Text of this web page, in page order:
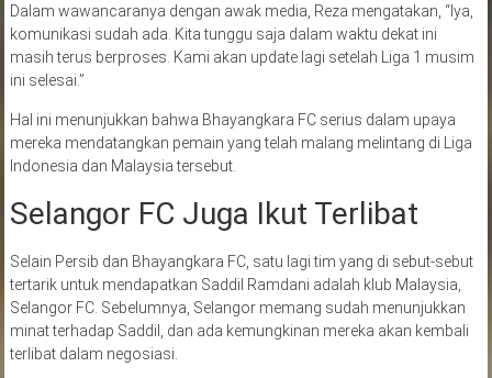
Dalam wawancaranya dengan awak media, Reza mengatakan, “Iya,
komunikasi sudah ada. Kita tunggu saja dalam waktu dekat ini
masih terus berproses. Kami akan update lagi setelah Liga 1 musim
ini selesai.”
Hal ini menunjukkan bahwa Bhayangkara FC serius dalam upaya
mereka mendatangkan pemain yang telah malang melintang di Liga
Indonesia dan Malaysia tersebut.
Selangor FC Juga Ikut Terlibat
Selain Persib dan Bhayangkara FC, satu lagi tim yang di sebut-sebut
tertarik untuk mendapatkan Saddil Ramdani adalah klub Malaysia,
Selangor FC. Sebelumnya, Selangor memang sudah menunjukkan
minat terhadap Saddil, dan ada kemungkinan mereka akan kembali
terlibat dalam negosiasi.